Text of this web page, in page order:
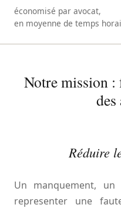
économisé par avocat,
en moyenne de temps
Notre mission
des
Réduire
Un manquement,
representer une